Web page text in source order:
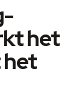
het
het